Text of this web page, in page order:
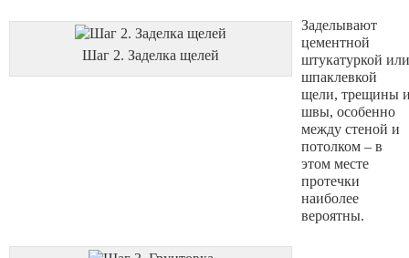
Шаг 2. Заделка щелей
Заделывают
цементной
штукатуркой или
шпаклевкой
щели, трещины
швы, особенно
между стеной и
потолком – в
этом месте
протечки
наиболее
вероятны.